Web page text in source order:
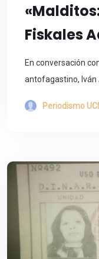
Fiskales
En conversación
antofagastino, Iván
Periodismo